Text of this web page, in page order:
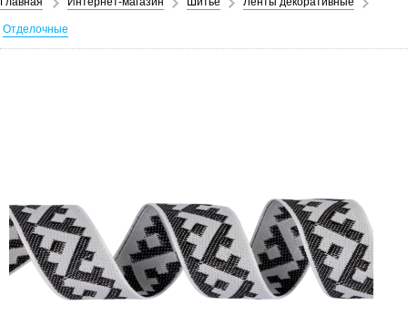
Отделочные